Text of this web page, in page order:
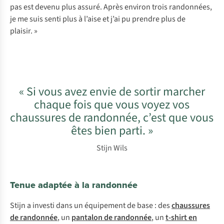
pas est devenu plus assuré. Après environ trois randonnées,
je me suis senti plus à l’aise et j’ai pu prendre plus de
plaisir. »
« Si vous avez envie de sortir marcher
chaque fois que vous voyez vos
chaussures de randonnée, c’est que vous
êtes bien parti. »
Stijn Wils
Tenue adaptée à la randonnée
Stijn a investidans unéquipementdebase: deschaussures
derandonnée, un pantalonderandonnée, unt-shirten